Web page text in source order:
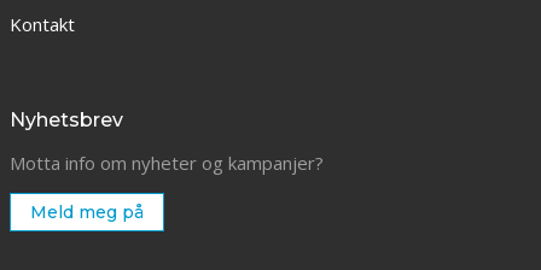
Kontakt
Nyhetsbrev
Motta info om nyheter og kampanjer?
Meld meg på